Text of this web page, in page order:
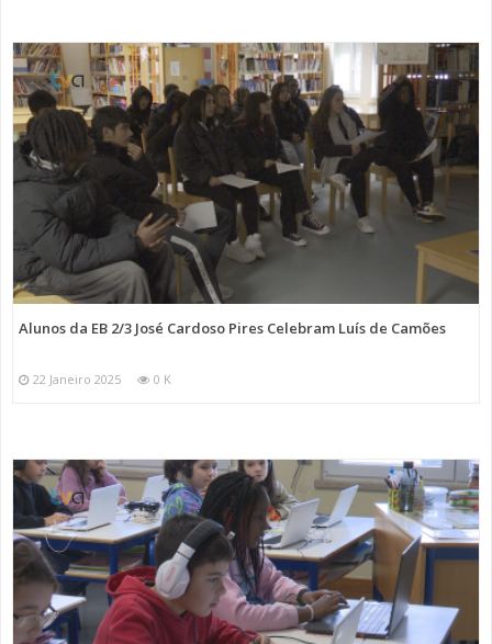
Alunos da EB 2/3 José Cardoso Pires Celebram Luís de Camões
22 Janeiro 2025 0 K